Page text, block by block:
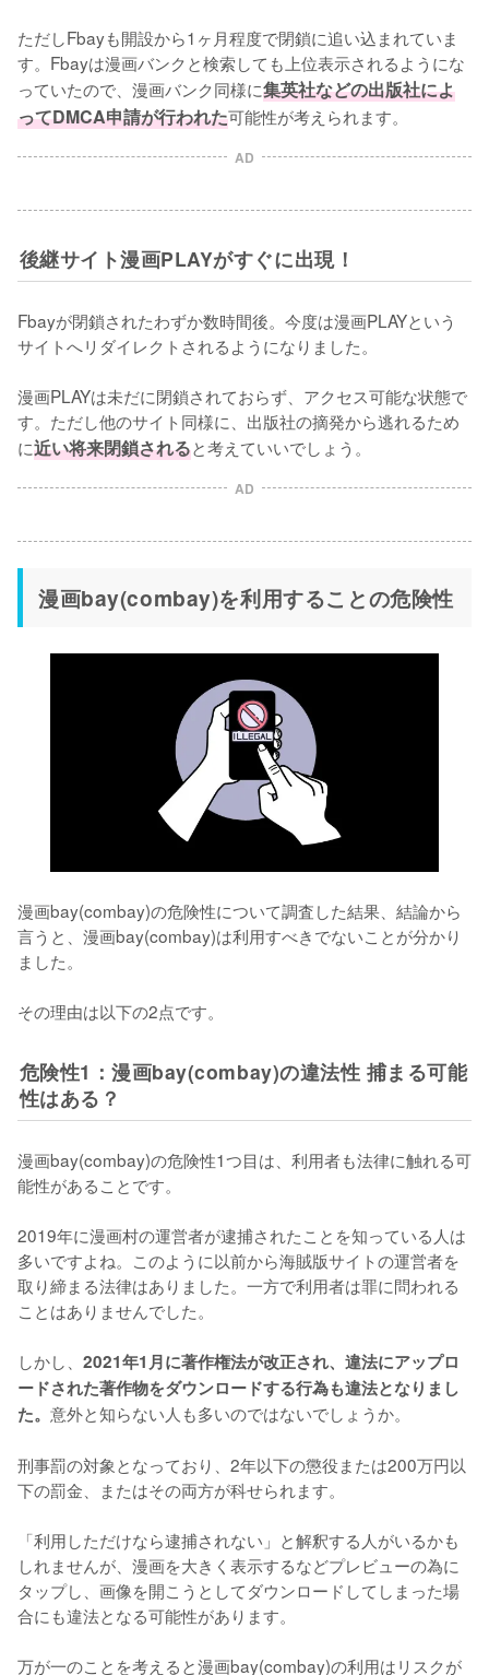
ただしFbayも開設から1ヶ月程度で閉鎖に追い込まれていま
す。Fbayは漫画バンクと検索しても上位表示されるようにな
っていたので、漫画バンク同様に集英社などの出版社によ
ってDMCA申請が行われた可能性が考えられます。
AD
後継サイト漫画PLAYがすぐに出現！
Fbayが閉鎖されたわずか数時間後。今度は漫画PLAYという
サイトへリダイレクトされるようになりました。
漫画PLAYは未だに閉鎖されておらず、アクセス可能な状態で
す。ただし他のサイト同様に、出版社の摘発から逃れるため
に近い将来閉鎖されると考えていいでしょう。
AD
漫画bay(combay)を利用することの危険性
漫画bay(combay)の危険性について調査した結果、結論から
言うと、漫画bay(combay)は利用すべきでないことが分かり
ました。
その理由は以下の2点です。
危険性1：漫画bay(combay)の違法性 捕まる可能
性はある？
漫画bay(combay)の危険性1つ目は、 利用者も法律に触れる可
能性があることです。
2019年に漫画村の運営者が逮捕されたことを知っている人は
多いですよね。このように以前から海賊版サイトの運営者を
取り締まる法律はありました。一方で利用者は罪に問われる
ことはありませんでした。
しかし、 2021年1月に著作権法が改正され、違法にアップロ
ードされた著作物をダウンロードする行為も違法となりまし
た。 意外と知らない人も多いのではないでしょうか。
刑事罰の対象となっており、 2年以下の懲役または200万円以
下の罰金、またはその両方が科せられます。
「利用しただけなら逮捕されない」と解釈する人がいるかも
しれませんが、漫画を大きく表示するなどプレビューの為に
タップし、画像を開こうとしてダウンロードしてしまった場
合にも違法となる可能性があります。
万が一のことを考えると漫画bay(combay)の利用はリスクが